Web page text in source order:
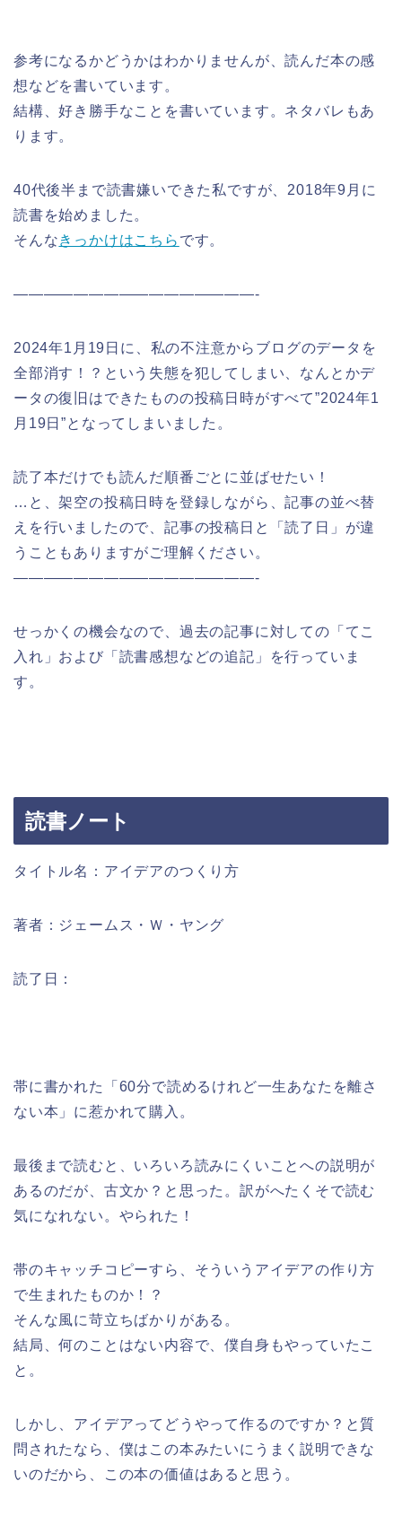
参考になるかどうかはわかりませんが、読んだ本の感
想などを書いています。
結構、好き勝手なことを書いています。ネタバレもあ
ります。
40代後半まで読書嫌いできた私ですが、2018年9月に
読書を始めました。
そんなきっかけはこちら です。
————————————————-
2024年1月19日に、私の不注意からブログのデータを
全部消す！？という失態を犯してしまい、なんとかデ
ータの復旧はできたものの投稿日時がすべて”2024年1
月19日”となってしまいました。
読了本だけでも読んだ順番ごとに並ばせたい！
…と、架空の投稿日時を登録しながら、記事の並べ替
えを行いましたので、記事の投稿日と「読了日」が違
うこともありますがご理解ください。
————————————————-
せっかくの機会なので、過去の記事に対しての「てこ
入れ」および「読書感想などの追記」を行っていま
す。
読書ノート
タイトル名：アイデアのつくり方
著者：ジェームス・Ｗ・ヤング
読了日：
帯に書かれた「60分で読めるけれど一生あなたを離さ
ない本」に惹かれて購入。
最後まで読むと、いろいろ読みにくいことへの説明が
あるのだが、古文か？と思った。訳がへたくそで読む
気になれない。やられた！
帯のキャッチコピーすら、そういうアイデアの作り方
で生まれたものか！？
そんな風に苛立ちばかりがある。
結局、何のことはない内容で、僕自身もやっていたこ
と。
しかし、アイデアってどうやって作るのですか？と質
問されたなら、僕はこの本みたいにうまく説明できな
いのだから、この本の価値はあると思う。